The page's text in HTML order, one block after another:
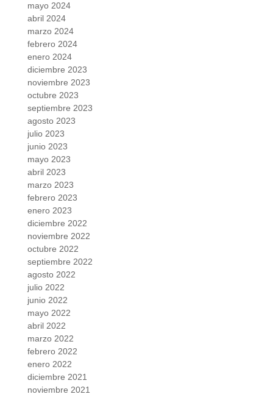
mayo 2024
abril 2024
marzo 2024
febrero 2024
enero 2024
diciembre 2023
noviembre 2023
octubre 2023
septiembre 2023
agosto 2023
julio 2023
junio 2023
mayo 2023
abril 2023
marzo 2023
febrero 2023
enero 2023
diciembre 2022
noviembre 2022
octubre 2022
septiembre 2022
agosto 2022
julio 2022
junio 2022
mayo 2022
abril 2022
marzo 2022
febrero 2022
enero 2022
diciembre 2021
noviembre 2021